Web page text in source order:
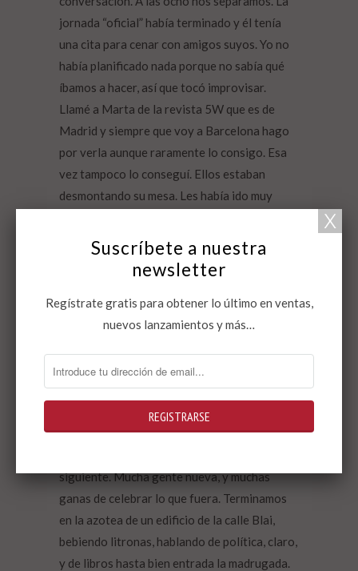
jornada “oficial” había terminado y él tenía
una cita para cenar con amigos suyos. Yo no
había planificado nada porque no sabía qué
íbamos a hacer, así que tocó improvisar.
Llamé a Marta de la revista 5W que es de
Madrid y siempre que voy a Barcelona hago
por verla aunque raramente lo consigo. Esa
vez tampoco lo conseguí. Ellos estaban
desmontando su mesa. Les había ido muy
cabo me quedaba a dormir en su casa, que es
mi piso franco en esa ciudad. Estaba con
cuento porque hoy estoy en casa, sin saber
qué lugar común decir sobre el día del libro. Y
una terraza nos fuimos a la sala Apolo, en la
primera fiesta por el derecho a la vivienda en
la que actuaba Maria Arnal a la que en ese
minuto todavía no conocía y a la que
siguiente. Mucha gente nueva, y muchas
ganas de celebrar lo que fuera. Terminamos
en la azotea de un edificio de la calle Blai,
bebiendo litronas, hablando de política, claro,
y de libros hasta bien entrada la madrugada.
Suscríbete a nuestra
newsletter
Regístrate gratis para obtener lo último en ventas,
nuevos lanzamientos y más…